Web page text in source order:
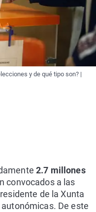
y de qué tipo son? |
2.7 millones
convocados a las
de la Xunta
De este